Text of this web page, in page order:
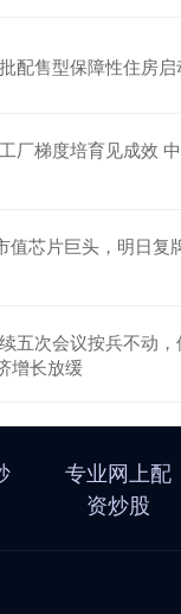
配售型保障性住房启
厂梯度培育见成效
值芯片巨头，明日复
五次会议按兵不动
增长放缓
专业网上配
资炒股